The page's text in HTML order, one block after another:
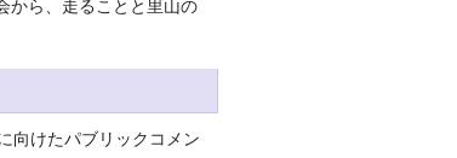
から、走ることと里山の
向けたパブリックコメン